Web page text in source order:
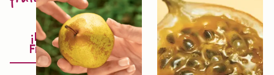
¡Descubre la
Fruitologie®!